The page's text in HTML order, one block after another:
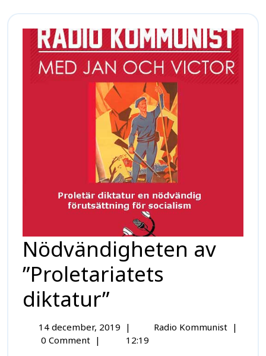
Nödvändigheten av
”Proletariatets
diktatur”
14 december, 2019 | Radio Kommunist |
0 Comment | 12:19